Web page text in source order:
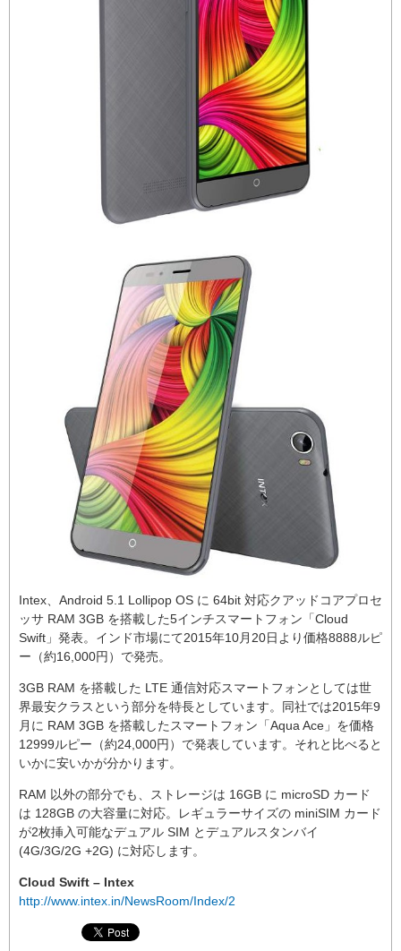
Intex、Android 5.1 Lollipop OS に 64bit 対応クアッドコアプロセ
ッサ RAM 3GB を搭載した5インチスマートフォン「Cloud
Swift」発表。インド市場にて2015年10月20日より価格8888ルピ
ー（約16,000円）で発売。
3GB RAM を搭載した LTE 通信対応スマートフォンとしては世
界最安クラスという部分を特長としています。同社では2015年9
月に RAM 3GB を搭載したスマートフォン「Aqua Ace」を価格
12999ルピー（約24,000円）で発表しています。それと比べると
いかに安いかが分かります。
RAM 以外の部分でも、ストレージは 16GB に microSD カード
は 128GB の大容量に対応。レギュラーサイズの miniSIM カード
が2枚挿入可能なデュアル SIM とデュアルスタンバイ
(4G/3G/2G +2G) に対応します。
Cloud Swift – Intex
http://www.intex.in/NewsRoom/Index/2